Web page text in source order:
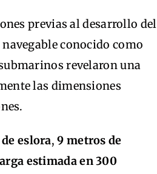
previas al desarrollo del
navegable conocido como
revelaron una
las dimensiones
eslora,9 metros de
estimada en 300